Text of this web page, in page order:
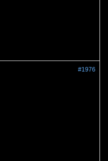
#1976